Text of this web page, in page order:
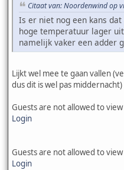
Citaat van: Noordenwind op
Is er niet nog een kans
hoge temperatuur lager
namelijk vaker een adder
Lijkt wel mee te gaan vallen
dus dit is wel pas middernacht)
Guests are not allowed to
Login
Guests are not allowed to
Login